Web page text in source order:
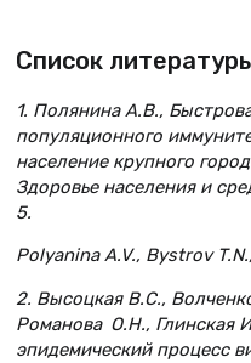
Список
1. Полянина А.В.,
популяционного
население крупного
Здоровье населения и
5.
Polyanina A.V., Bystrov
2. Высоцкая В.С.,
Романова О.Н., Глинская
эпидемический процесс